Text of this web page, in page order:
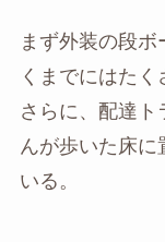
まず外装の段
くまでにはたく
さらに、配達ト
んが歩いた床に
いる。